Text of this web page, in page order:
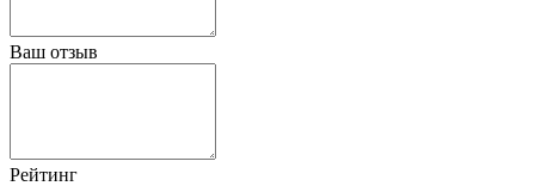
Ваш отзыв
Рейтинг